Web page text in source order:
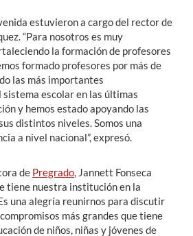
estuvieron a cargo del rector de
“Para nosotros es muy
la formación de profesores
formado profesores por más de
las más importantes
escolar en las últimas
y hemos estado apoyando las
distintos niveles. Somos una
a nivel nacional”, expresó.
de Pregrado, Jannett Fonseca
tiene nuestra institución en la
una alegría reunirnos para discutir
más grandes que tiene
de niños, niñas y jóvenes de